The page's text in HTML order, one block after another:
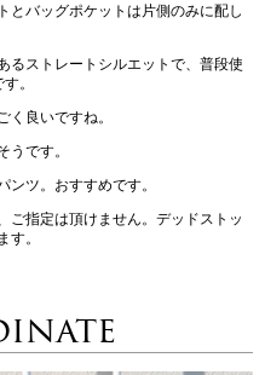
とバッグポケットは片側のみに配し
るストレートシルエットで、普段使
。
く良いですね。
うです。
ンツ。おすすめです。
指定は頂けません。デッドストッ
す。